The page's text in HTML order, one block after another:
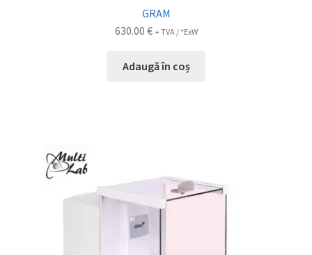
GRAM
630.00 € + TVA / *ExW
Adaugă în coș